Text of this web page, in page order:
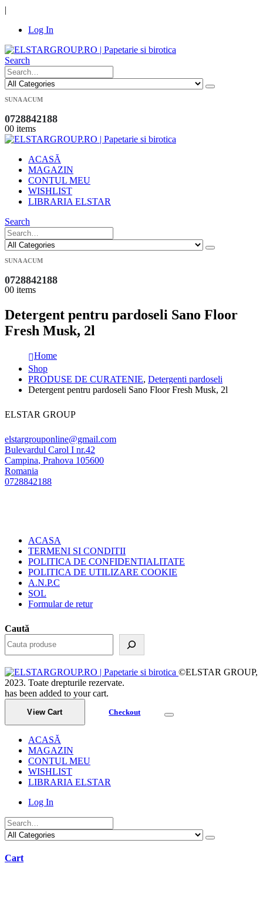
|
Log In
Search
SUNA ACUM
0728842188
00 items
ACASĂ
MAGAZIN
CONTUL MEU
WISHLIST
LIBRARIA ELSTAR
Search
SUNA ACUM
0728842188
00 items
Detergent pentru pardoseli Sano Floor
Fresh Musk, 2l
Home
Shop
PRODUSE DE CURATENIE, Detergenti pardoseli
Detergent pentru pardoseli Sano Floor Fresh Musk, 2l
ELSTAR GROUP
elstargrouponline@gmail.com
Bulevardul Carol I nr.42
Campina, Prahova 105600
Romania
0728842188
ACASA
TERMENI SI CONDITII
POLITICA DE CONFIDENTIALITATE
POLITICA DE UTILIZARE COOKIE
A.N.P.C
SOL
Formular de retur
Caută
©ELSTAR GROUP,
2023. Toate drepturile rezervate.
has been added to your cart.
View Cart Checkout
ACASĂ
MAGAZIN
CONTUL MEU
WISHLIST
LIBRARIA ELSTAR
Log In
Cart